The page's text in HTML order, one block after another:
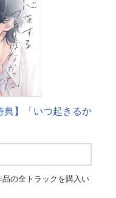
典】「いつ起きるか
の全トラックを購入い